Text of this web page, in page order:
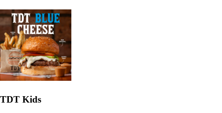
TDT Kids